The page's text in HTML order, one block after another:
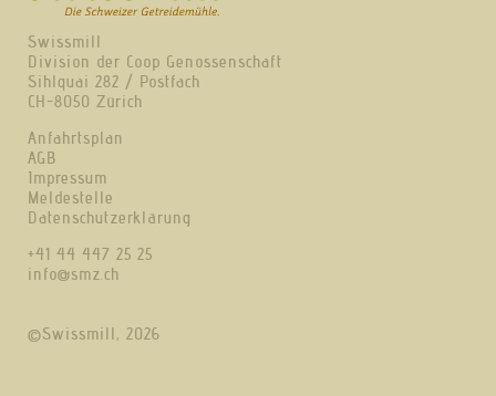
Swissmill
Division der Coop Genossenschaft
Sihlquai 282 / Postfach
CH-8050 Zürich
Anfahrtsplan
AGB
Impressum
Meldestelle
Datenschutzerklärung
+41 44 447 25 25
info@smz.ch
©Swissmill, 2026